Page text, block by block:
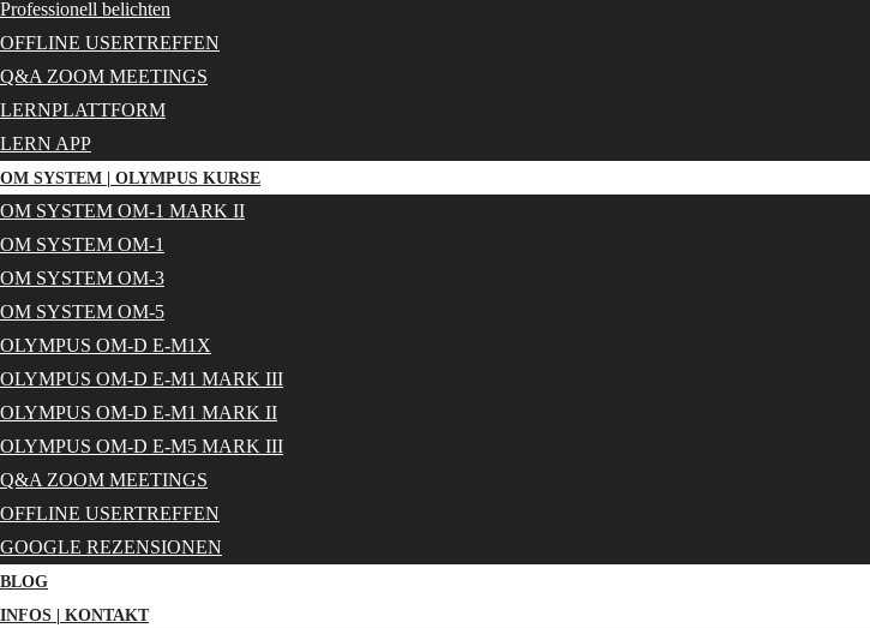
Professionell belichten
OFFLINE USERTREFFEN
Q&A ZOOM MEETINGS
LERNPLATTFORM
LERN APP
OM SYSTEM | OLYMPUS KURSE
OM SYSTEM OM-1 MARK II
OM SYSTEM OM-1
OM SYSTEM OM-3
OM SYSTEM OM-5
OLYMPUS OM-D E-M1X
OLYMPUS OM-D E-M1 MARK III
OLYMPUS OM-D E-M1 MARK II
OLYMPUS OM-D E-M5 MARK III
Q&A ZOOM MEETINGS
OFFLINE USERTREFFEN
GOOGLE REZENSIONEN
BLOG
INFOS | KONTAKT